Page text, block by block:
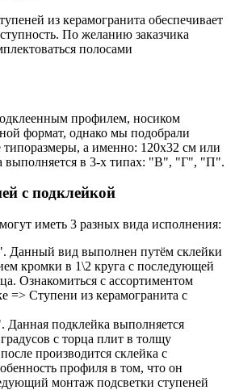
из керамогранита обеспечивает
По желанию заказчика
полосами
профилем, носиком
формат, однако мы подобрали
типоразмеры, а именно: 120х32 см или
выполняется в 3-х типах: "В", "Г", "П".
с подклейкой
иметь 3 разных вида исполнения:
Данный вид выполнен путём склейки
кромки в 1\2 круга с последующей
Ознакомиться с ассортиментом
=> Ступени из керамогранита с
подклейка выполняется
с торца плит в толщу
производится склейка с
профиля в том, что он
монтаж подсветки ступеней